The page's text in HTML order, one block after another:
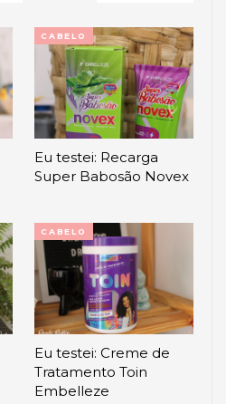
CABELO
Eu testei: Recarga
Super Babosão Novex
CABELO
Eu testei: Creme de
Tratamento Toin
Embelleze